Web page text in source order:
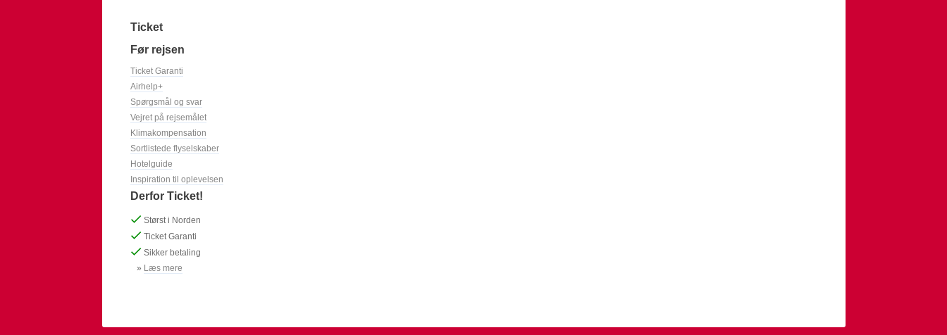
Ticket
Før rejsen
Ticket Garanti
Airhelp+
Spørgsmål og svar
Vejret på rejsemålet
Klimakompensation
Sortlistede flyselskaber
Hotelguide
Inspiration til oplevelsen
Derfor Ticket!
Størst i Norden
Ticket Garanti
Sikker betaling
» Læs mere